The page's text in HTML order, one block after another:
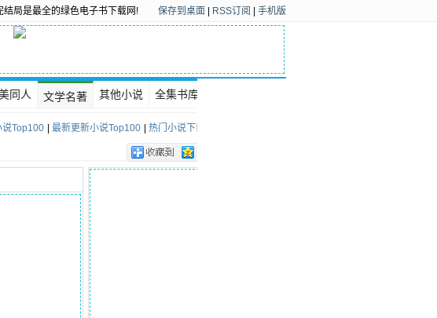
局是最全的绿色电子书下载网! 保存到桌面 RSS订阅 手机版
同人 文学名著 其他小说 全集书库
说Top100 最新更新小说Top100 热门小说下载Top100